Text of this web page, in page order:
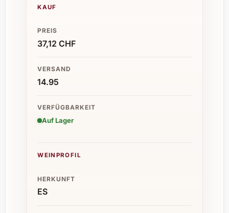
KAUF
PREIS
37,12 CHF
VERSAND
14.95
VERFÜGBARKEIT
Auf Lager
WEINPROFIL
HERKUNFT
ES